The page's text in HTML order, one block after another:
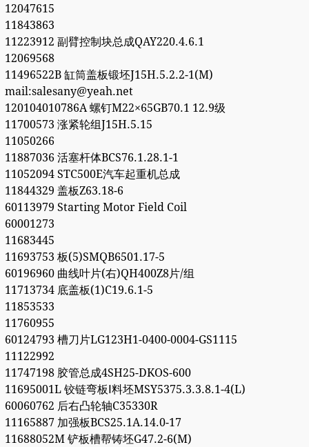
12047615
11843863
11223912 副臂控制块总成QAY220.4.6.1
12069568
11496522B 缸筒盖板锻坯J15H.5.2.2-1(M)
mail:salesany@yeah.net
120104010786A 螺钉M22×65GB70.1 12.9级
11700573 涨紧轮组J15H.5.15
11050266
11887036 活塞杆体BCS76.1.28.1-1
11052094 STC500E汽车起重机总成
11844329 盖板Z63.18-6
60113979 Starting Motor Field Coil
60001273
11683445
11693753 板(5)SMQB6501.17-5
60196960 曲线叶片(右)QH400Z8片/组
11713734 底盖板(1)C19.6.1-5
11853533
11760955
60124793 槽刀片LG123H1-0400-0004-GS1115
11122992
11747198 胶管总成4SH25-DKOS-600
11695001L 铰链弯板Ⅰ料坯MSY5375.3.3.8.1-4(L)
60060762 后右凸轮轴C35330R
11165887 加强板BCS25.1A.14.0-17
11688052M 铲板槽帮铸坯G47.2-6(M)